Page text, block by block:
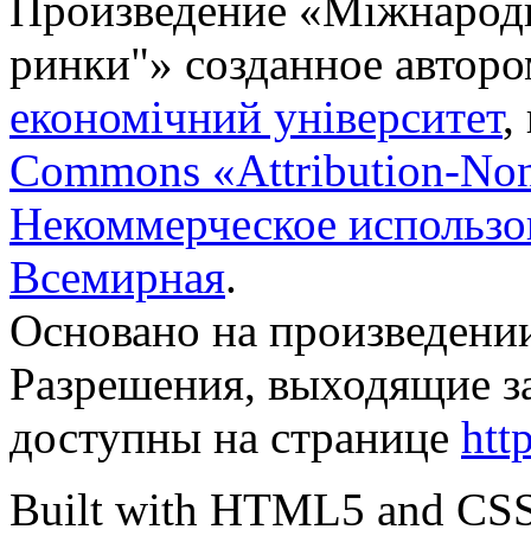
Произведение «
ринки"» созданное
економічний університет,
Commons «Attribution-
Некоммерческое
Всемирная.
Основано на
Разрешения, выходящие
доступны на странице
Built with HTML5 and